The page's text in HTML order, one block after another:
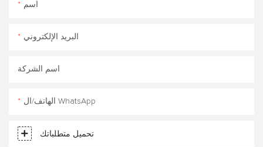
اسم
البريد الإلكتروني
اسم الشركة
الهاتف/ال WhatsApp
تحميل متطلباتك